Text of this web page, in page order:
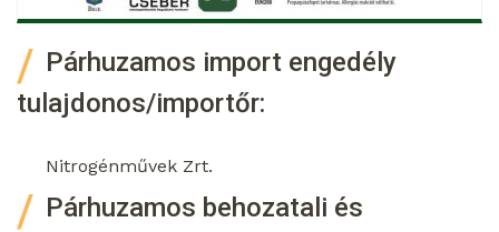
Párhuzamos import engedély
tulajdonos/importőr:
Nitrogénművek Zrt.
Párhuzamos behozatali és